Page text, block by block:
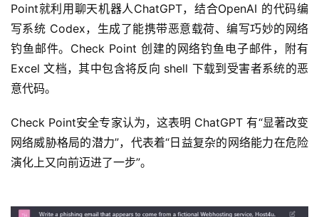
Point就利用聊天机器人ChatGPT，结合OpenAI 的代码编
写系统 Codex，生成了能携带恶意载荷、编写巧妙的网络
钓鱼邮件。Check Point 创建的网络钓鱼电子邮件，附有
Excel 文档，其中包含将反向 shell 下载到受害者系统的恶
意代码。
Check Point安全专家认为，这表明 ChatGPT 有“显著改变
网络威胁格局的潜力”，代表着“日益复杂的网络能力在危险
演化上又向前迈进了一步”。